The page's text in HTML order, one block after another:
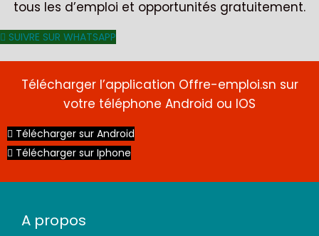
CDI
tous les d’emploi et opportunités gratuitement.
SUIVRE SUR WHATSAPP
Télécharger l’application Offre-emploi.sn sur
votre téléphone Android ou IOS
Télécharger sur Android
Télécharger sur Iphone
A propos